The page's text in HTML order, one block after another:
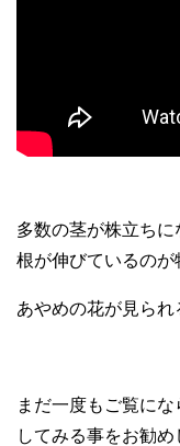
多数の茎が株立ち
根が伸びているのが
あやめの花が見られ
まだ一度もご覧に
してみる事をお勧め